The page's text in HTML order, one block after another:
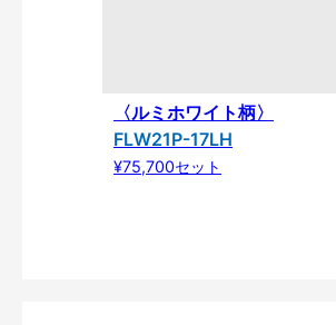
〈ルミホワイト柄〉
FLW21P-17LH
¥75,700セット